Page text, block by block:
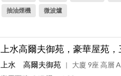
抽油煙機
微波爐
上水高爾夫御苑，豪華屋苑
上水 高爾夫御苑 |
大廈 9座 高層